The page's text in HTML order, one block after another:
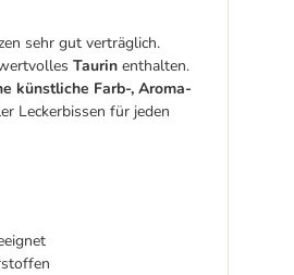
sehr gut verträglich.
Taurin enthalten.
künstliche Farb-, Aroma-
Leckerbissen für jeden